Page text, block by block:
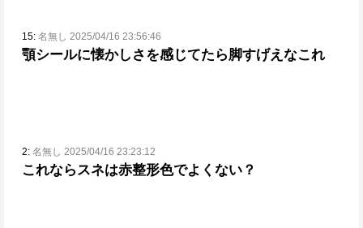
15: 名無し 2025/04/16 23:56:46
顎シールに懐かしさを感じてたら脚すげえなこれ
2: 名無し 2025/04/16 23:23:12
これならスネは赤整形色でよくない？